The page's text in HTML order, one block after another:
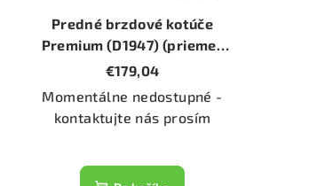
Predné brzdové kotúče
Premium (D1947) (priemer
280mm)
€179,04
Momentálne nedostupné -
kontaktujte nás prosím